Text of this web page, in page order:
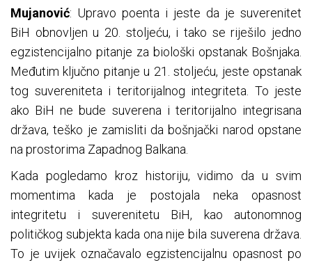
Mujanović: Upravo poenta i jeste da je suverenitet
BiH obnovljen u 20. stoljeću, i tako se riješilo jedno
egzistencijalno pitanje za biološki opstanak Bošnjaka.
Međutim ključno pitanje u 21. stoljeću, jeste opstanak
tog suvereniteta i teritorijalnog integriteta. To jeste
ako BiH ne bude suverena i teritorijalno integrisana
država, teško je zamisliti da bošnjački narod opstane
na prostorima Zapadnog Balkana.
Kada pogledamo kroz historiju, vidimo da u svim
momentima kada je postojala neka opasnost
integritetu i suverenitetu BiH, kao autonomnog
političkog subjekta kada ona nije bila suverena država.
To je uvijek označavalo egzistencijalnu opasnost po